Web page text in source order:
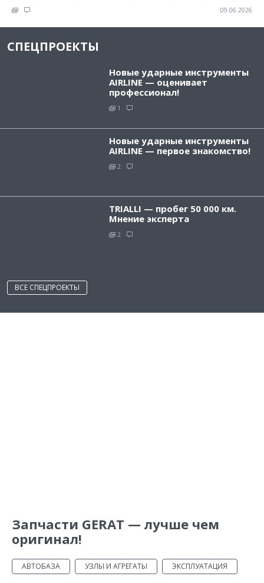
09.06.2026
СПЕЦПРОЕКТЫ
Новые ударные инструменты
AIRLINE — оценивает
профессионал!
1
Новые ударные инструменты
AIRLINE — первое знакомство!
2
TRIALLI — пробег 50 000 км.
Мнение эксперта
2
ВСЕ СПЕЦПРОЕКТЫ
Запчасти GERAT — лучше чем
оригинал!
АВТОБАЗА УЗЛЫ И АГРЕГАТЫ ЭКСПЛУАТАЦИЯ